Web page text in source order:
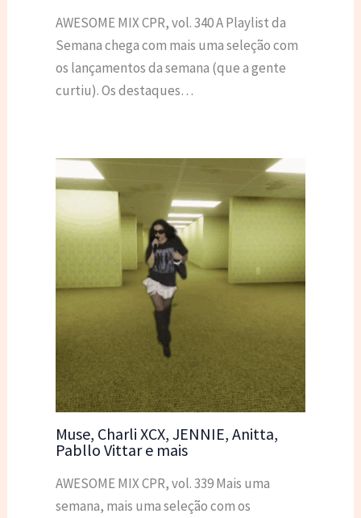
AWESOME MIX CPR, vol. 340 A Playlist da
Semana chega com mais uma seleção com
os lançamentos da semana (que a gente
curtiu). Os destaques…
Muse, Charli XCX, JENNIE, Anitta,
Pabllo Vittar e mais
AWESOME MIX CPR, vol. 339 Mais uma
semana, mais uma seleção com os